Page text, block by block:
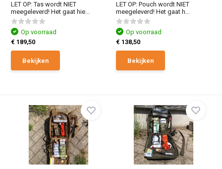
LET OP: Tas wordt NIET
meegeleverd! Het gaat hie...
Op voorraad
€ 189,50
Bekijken
LET OP: Pouch wordt NIET
meegeleverd! Het gaat h...
Op voorraad
€ 138,50
Bekijken